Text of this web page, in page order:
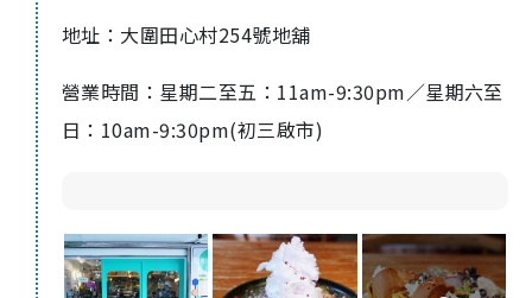
地址：大圍田心村254號地舖
營業時間：星期二至五：11am-9:30pm／星期六至
日：10am-9:30pm(初三啟市)